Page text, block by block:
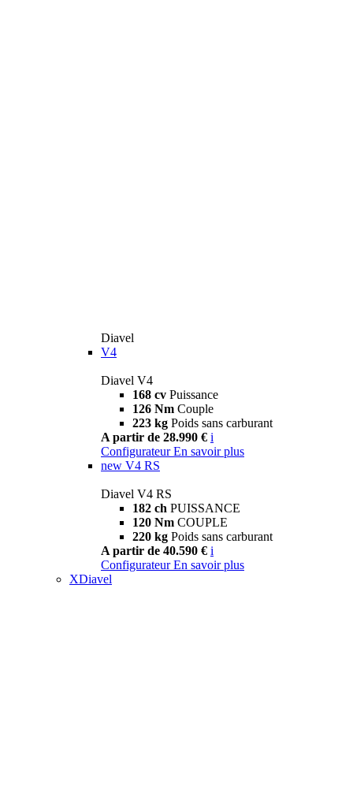
Diavel
V4
Diavel V4
168 cv Puissance
126 Nm Couple
223 kg Poids sans carburant
A partir de 28.990 € i
Configurateur En savoir plus
new V4 RS
Diavel V4 RS
182 ch PUISSANCE
120 Nm COUPLE
220 kg Poids sans carburant
A partir de 40.590 € i
Configurateur En savoir plus
XDiavel